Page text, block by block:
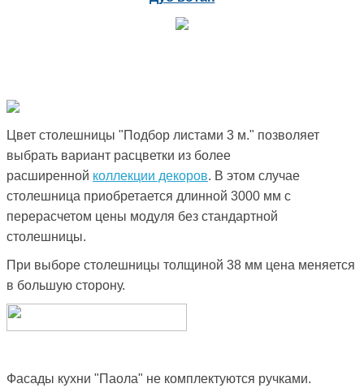
Цвет столешницы "Подбор листами 3 м." позволяет
выбрать вариант расцветки из более
расширенной коллекции декоров. В этом случае
столешница приобретается длинной 3000 мм с
перерасчетом цены модуля без стандартной
столешницы.
При выборе столешницы толщиной 38 мм цена меняется
в большую сторону.
Фасады кухни "Паола" не комплектуются ручками.